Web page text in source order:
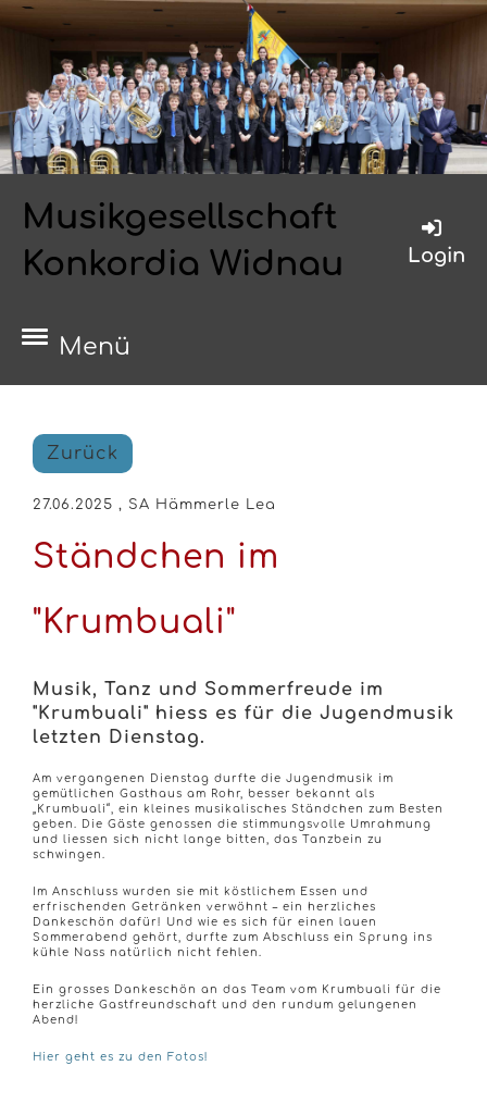
Musikgesellschaft
Konkordia Widnau
Login
Menü
Zurück
27.06.2025 , SA Hämmerle Lea
Ständchen im
"Krumbuali"
Musik, Tanz und Sommerfreude im
"Krumbuali" hiess es für die Jugendmusik
letzten Dienstag.
Am vergangenen Dienstag durfte die Jugendmusik im
gemütlichen Gasthaus am Rohr, besser bekannt als
„Krumbuali“, ein kleines musikalisches Ständchen zum Besten
geben. Die Gäste genossen die stimmungsvolle Umrahmung
und liessen sich nicht lange bitten, das Tanzbein zu
schwingen.
Im Anschluss wurden sie mit köstlichem Essen und
erfrischenden Getränken verwöhnt – ein herzliches
Dankeschön dafür! Und wie es sich für einen lauen
Sommerabend gehört, durfte zum Abschluss ein Sprung ins
kühle Nass natürlich nicht fehlen.
Ein grosses Dankeschön an das Team vom Krumbuali für die
herzliche Gastfreundschaft und den rundum gelungenen
Abend!
Hier geht es zu den Fotos!